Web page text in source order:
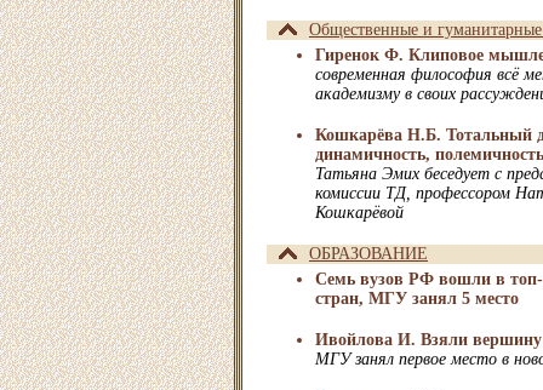
Общественные и
Гиренок Ф. Клиповое
современная философия всё
академизму в своих
Кошкарёва Н.Б. Тотальный
динамичность,
Татьяна Эмих беседует с
комиссии ТД, профессором
Кошкарёвой
ОБРАЗОВАНИЕ
Семь вузов РФ вошли в
стран, МГУ занял 5 место
Ивойлова И. Взяли вершину
МГУ занял первое место в